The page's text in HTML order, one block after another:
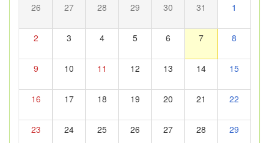
26 27 28 29 30 31 1
2 3 4 5 6 7 8
9 10 11 12 13 14 15
16 17 18 19 20 21 22
23 24 25 26 27 28 29